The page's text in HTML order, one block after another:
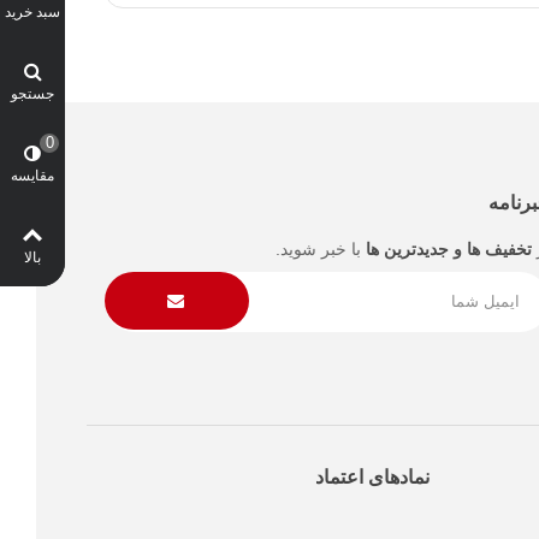
تخفیف ها و جدیدترین ها با خبر شوید.
نمادهای اعتماد
سبد خرید
جستجو
مقایسه
0
بالا